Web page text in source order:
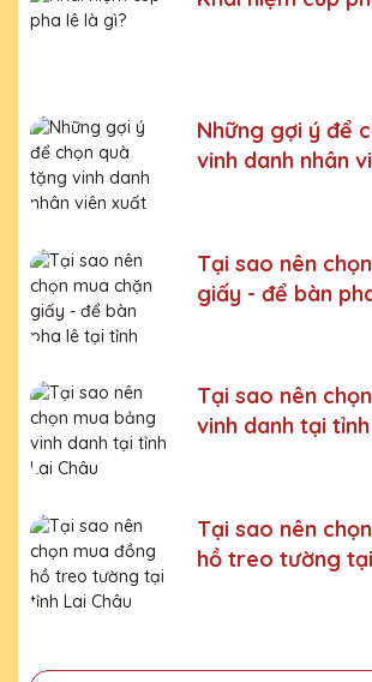
Bước 5:Gửi hàng cho khách
và nghiêm ngặt ở từng khâu sản xuất.
Kỷ niệm chương pha lê uy tín, chất lượng
trường Miền Bắc
đơn mọi số lượng, nhận làm những mẫu
sản xuất theo ý tưởng của khách hàng.
Quà tặng Cúp Pha Lê Vinh Danh An
Quý khách hàng thành phẩm bao gồm
vàng, với 2 màu lựa chọn xanh hoặc đỏ
Sản phẩm được làm từ chất liệu pha lê vô
sang trọng, gửi đến người nhận những ý
- Vinh danh cá nhân, tập thể đạt thành
- Tặng phẩm chứng nhận cho những nỗ
cá nhân, tập thể
- Tri ân, thay lời cảm ơn gửi đến những cá
đã cống hiến, đóng góp cho doanh
Những gợi ý để
vinh danh nhân
Tại sao nên
giấy - để bàn
Tại sao nên
vinh danh tại
Tại sao nên
hồ treo tường